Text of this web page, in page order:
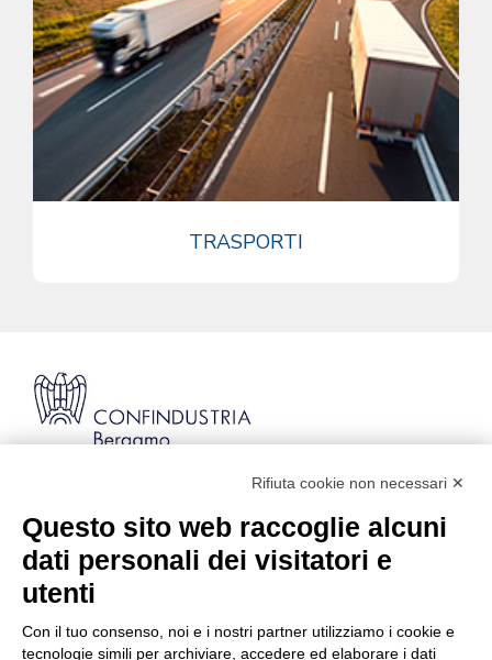
TRASPORTI
Codice Fiscale: 80021750163 | PEC:
info@pec.confindustriabergamo.it
CONFINDUSTRIA BERGAMO
Rifiuta cookie non necessari ✕
Questo sito web raccoglie alcuni
dati personali dei visitatori e
utenti
Con il tuo consenso, noi e i nostri partner utilizziamo i cookie e
tecnologie simili per archiviare, accedere ed elaborare i dati